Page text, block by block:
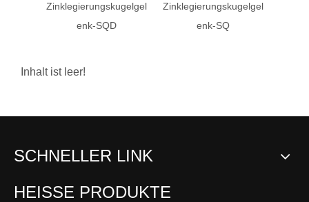
Zinklegierungskugelgel
enk-SQD
Zinklegierungskugelgel
enk-SQ
Inhalt ist leer!
SCHNELLER LINK
HEISSE PRODUKTE